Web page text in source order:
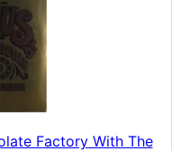
Factory With The